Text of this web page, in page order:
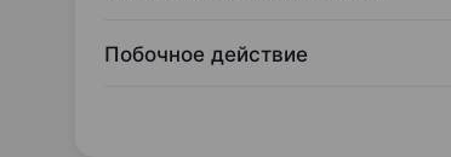
Побочное действие